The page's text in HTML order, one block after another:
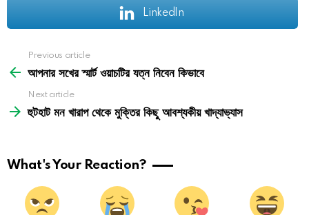
LinkedIn
more
Previous article
আপনার সখের স্মার্ট ওয়াচটির যত্ন নিবেন কিভাবে
Next article
হুটহাট মন খারাপ থেকে মুক্তির কিছু আবশ্যকীয় খাদ্যাভ্যাস
What's Your Reaction?